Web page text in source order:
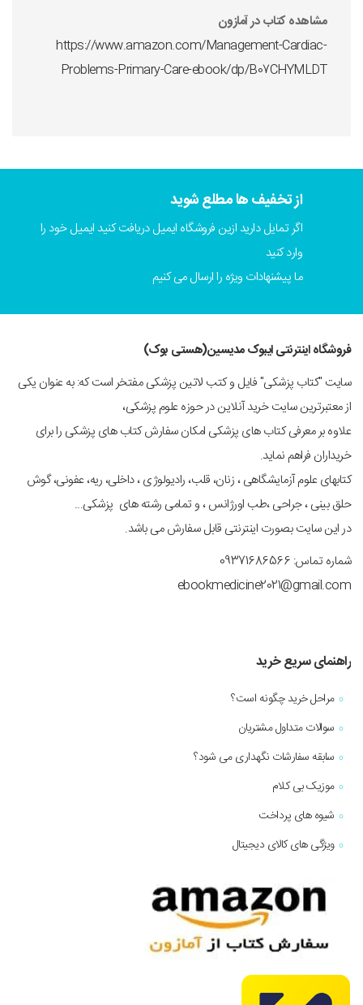
مشاهده کتاب در آمازون
https://www.amazon.com/Management-Cardiac-
Problems-Primary-Care-ebook/dp/B07CHYMLDT
از تخفیف ها مطلع شوید
اگر تمایل دارید ازین فروشگاه ایمیل دریافت کنید ایمیل خود را
وارد کنید
ما پیشنهادات ویژه را ارسال می کنیم
فروشگاه اینترنتی ایبوک مدیسین(هستی بوک)
سایت "کتاب پزشکی" فایل و کتب لاتین پزشکی مفتخر است که: به عنوان یکی
از معتبرترین سایت خرید آنلاین در حوزه علوم پزشکی،
علاوه بر معرفی کتاب های پزشکی امکان سفارش کتاب های پزشکی را برای
خریداران فراهم نماید.
کتابهای علوم آزمایشگاهی ، زنان، قلب، رادیولوژی ، داخلی، ریه، عفونی، گوش
حلق بینی ، جراحی ،طب اورژانس ، و تمامی رشته های پزشکی...
در این سایت بصورت اینترنتی قابل سفارش می باشد.
شماره تماس: 09371686566
ebookmedicine2021@gmail.com
راهنمای سریع خرید
مراحل خرید چگونه است؟
سوالات متداول مشتریان
سابقه سفارشات نگهداری می شود؟
موزیک بی کلام
شیوه های پرداخت
ویژگی های کالای دیجیتال